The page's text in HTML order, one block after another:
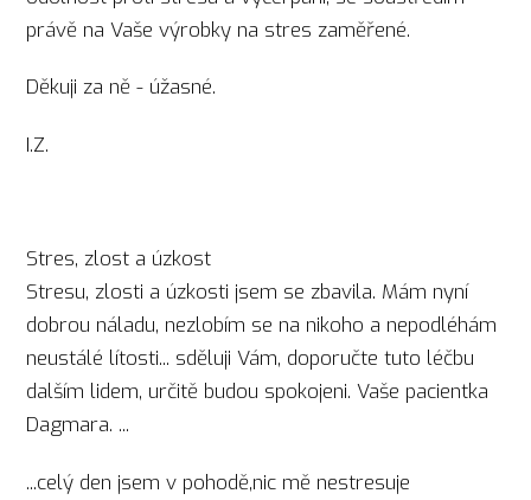
právě na Vaše výrobky na stres zaměřené.
Děkuji za ně - úžasné.
I.Z.
Stres, zlost a úzkost
Stresu, zlosti a úzkosti jsem se zbavila. Mám nyní
dobrou náladu, nezlobím se na nikoho a nepodléhám
neustálé lítosti... sděluji Vám, doporučte tuto léčbu
dalším lidem, určitě budou spokojeni. Vaše pacientka
Dagmara. ...
...celý den jsem v pohodě,nic mě nestresuje